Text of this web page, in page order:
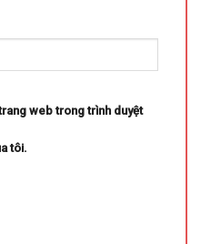
web trong trình duyệt
tôi.